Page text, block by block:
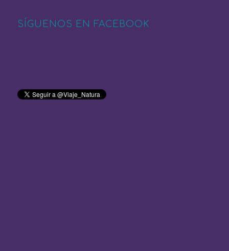
SÍGUENOS EN FACEBOOK